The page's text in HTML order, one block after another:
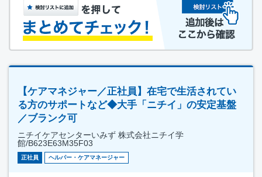
【ケアマネジャー／正社員】在宅で生活されてい
る方のサポートなど◆大手「ニチイ」の安定基盤
／ブランク可
ニチイケアセンターいみず 株式会社ニチイ学
館/B623E63M35F03
正社員 ヘルパー・ケアマネージャー